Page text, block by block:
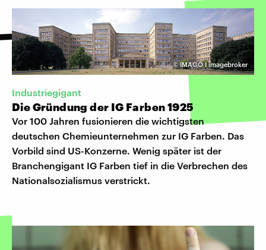
©IMAGO I imagebroker
Industriegigant
Die Gründung der IG Farben 1925
Vor 100 Jahren fusionieren die wichtigsten
deutschen Chemieunternehmen zur IG Farben. Das
Vorbild sind US-Konzerne. Wenig später ist der
Branchengigant IG Farben tief in die Verbrechen des
Nationalsozialismus verstrickt.